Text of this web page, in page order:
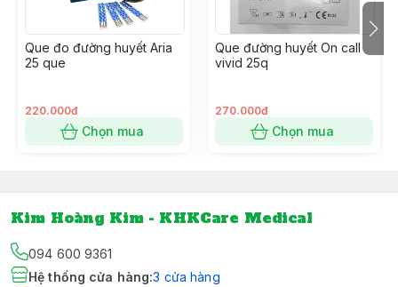
Que đo đường huyết Aria
25 que
220.000đ
Chọn mua
Que đường huyết On call
vivid 25q
270.000đ
Chọn mua
Kim Hoàng Kim - KHKCare Medical
094 600 9361
Hệ thống cửa hàng:3 cửa hàng